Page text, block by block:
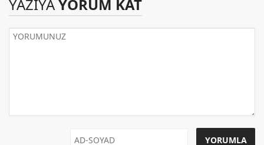
YAZIYAYORUM KAT